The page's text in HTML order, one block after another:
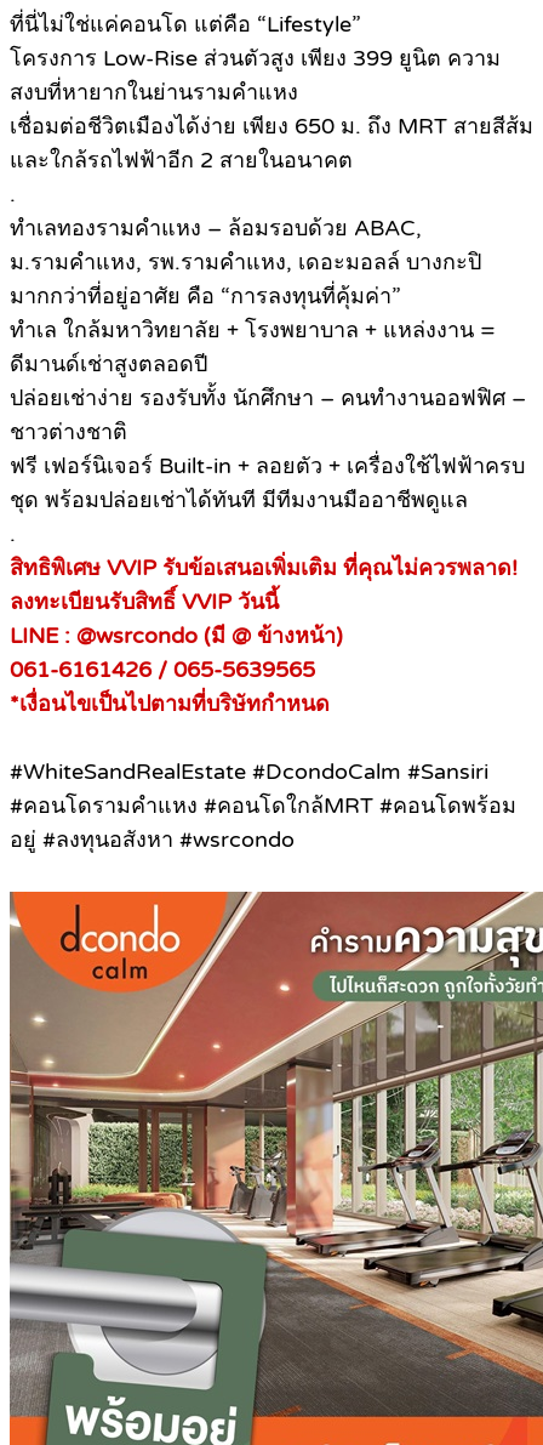
ที่นี่ไม่ใช่แค่คอนโด แต่คือ “Lifestyle”
โครงการ Low-Rise ส่วนตัวสูง เพียง 399 ยูนิต ความ
สงบที่หายากในย่านรามคำแหง
เชื่อมต่อชีวิตเมืองได้ง่าย เพียง 650 ม. ถึง MRT สายสีส้ม
และใกล้รถไฟฟ้าอีก 2 สายในอนาคต
.
ทำเลทองรามคำแหง – ล้อมรอบด้วย ABAC,
ม.รามคำแหง, รพ.รามคำแหง, เดอะมอลล์ บางกะปิ
มากกว่าที่อยู่อาศัย คือ “การลงทุนที่คุ้มค่า”
ทำเล ใกล้มหาวิทยาลัย + โรงพยาบาล + แหล่งงาน =
ดีมานด์เช่าสูงตลอดปี
ปล่อยเช่าง่าย รองรับทั้ง นักศึกษา – คนทำงานออฟฟิศ –
ชาวต่างชาติ
ฟรี เฟอร์นิเจอร์ Built-in + ลอยตัว + เครื่องใช้ไฟฟ้าครบ
ชุด พร้อมปล่อยเช่าได้ทันที มีทีมงานมืออาชีพดูแล
.
สิทธิพิเศษ VVIP รับข้อเสนอเพิ่มเติม ที่คุณไม่ควรพลาด!
ลงทะเบียนรับสิทธิ์ VVIP วันนี้
LINE : @wsrcondo (มี @ ข้างหน้า)
061-6161426 / 065-5639565
*เงื่อนไขเป็นไปตามที่บริษัทกำหนด
#WhiteSandRealEstate #DcondoCalm #Sansiri
#คอนโดรามคำแหง #คอนโดใกล้MRT #คอนโดพร้อม
อยู่ #ลงทุนอสังหา #wsrcondo